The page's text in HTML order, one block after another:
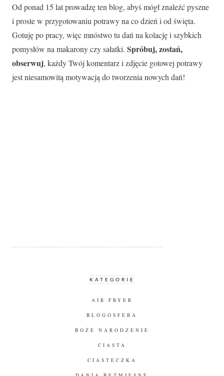
Od ponad 15 lat prowadzę ten blog, abyś mógł znaleźć pyszne
i proste w przygotowaniu potrawy na co dzień i od święta.
Gotuję po pracy, więc mnóstwo tu dań na kolację i szybkich
pomysłów na makarony czy sałatki. Spróbuj, zostań,
obserwuj, każdy Twój komentarz i zdjęcie gotowej potrawy
jest niesamowitą motywacją do tworzenia nowych dań!
KATEGORIE
AIR FRYER
BLOGOSFERA
BOŻE NARODZENIE
CIASTA
CIASTECZKA